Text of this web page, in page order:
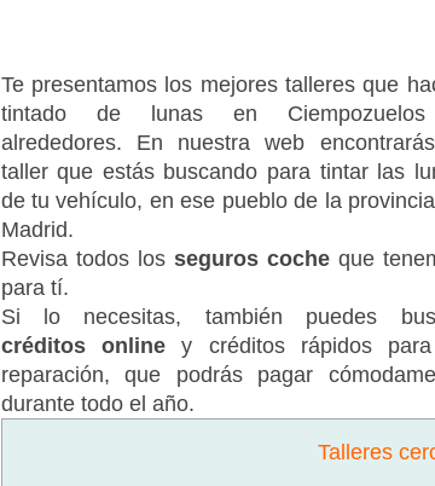
Te presentamos los mejores talleres que
tintado de lunas en
alrededores. En nuestra web
taller que estás buscando para tintar las
de tu vehículo, en ese pueblo de la
Madrid.
Revisa todos los seguros cocheque
para tí.
Si lo necesitas, también puedes
créditos onliney créditos rápidos
reparación, que podrás pagar
durante todo el año.
Talleres